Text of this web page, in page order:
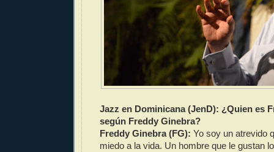
Jazz en Dominicana (JenD): ¿Quien es
según Freddy Ginebra?
Freddy Ginebra (FG): Yo soy un atrevido
miedo a la vida. Un hombre que le gustan